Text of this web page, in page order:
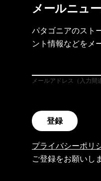
メールニュ
パタゴニアのスト
ント情報などをメ
メールアドレス（入力間
登録
プライバシーポリ
ご登録をお願いし